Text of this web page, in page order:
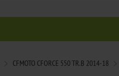
CFMOTO CFORCE 550 TR.B 2014-18